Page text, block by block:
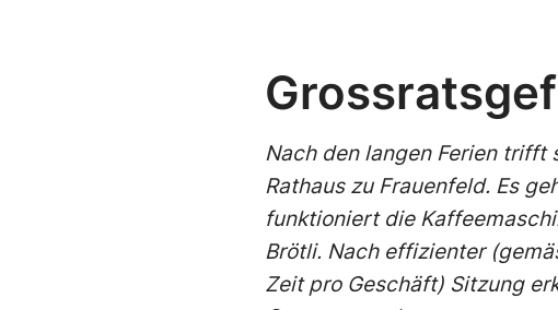
Nach den langen Ferien trifft
Rathaus zu Frauenfeld. Es
funktioniert die
Brötli. Nach effizienter
Zeit pro Geschäft) Sitzung